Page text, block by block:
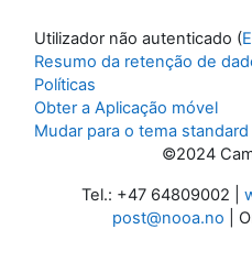
Utilizador não autenticado (
Resumo da retenção de
Políticas
Obter a Aplicação móvel
Mudar para o tema standard
©2024
Tel.: +47 64809002 |
post@nooa.no |